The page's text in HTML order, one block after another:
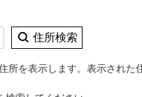
住所検索
を表示します。表示された